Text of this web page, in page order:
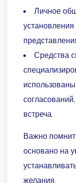
Личное
Средства
встреча.
Важно
основано на
желания.